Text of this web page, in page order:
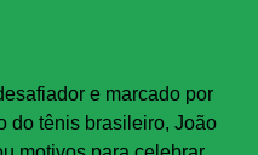
e marcado por
do tênis brasileiro, João